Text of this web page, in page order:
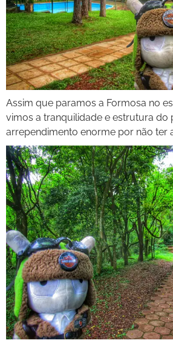
Assim que paramos a Formosa no
vimos a tranquilidade e estrutura do
arrependimento enorme por não ter